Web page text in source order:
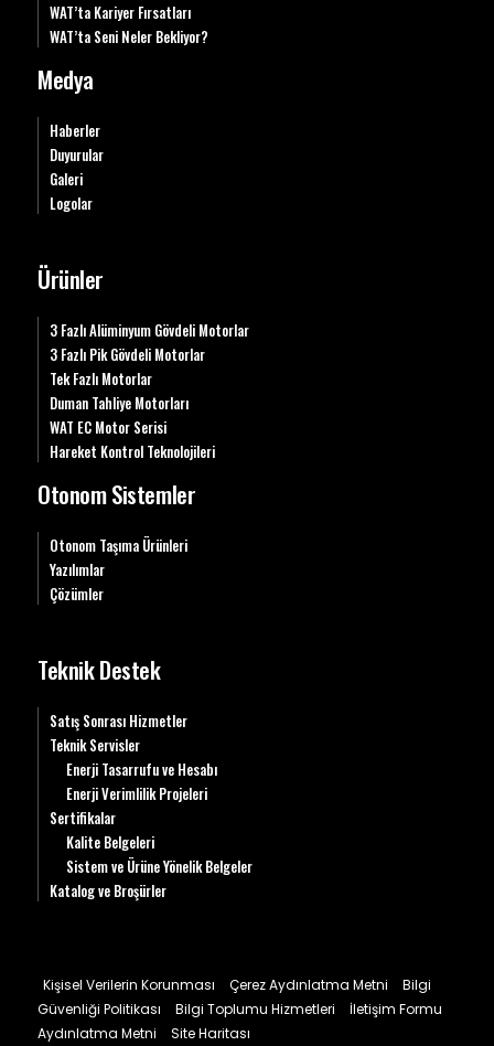
WAT’ta Kariyer Fırsatları
WAT’ta Seni Neler Bekliyor?
Medya
Haberler
Duyurular
Galeri
Logolar
Ürünler
3 Fazlı Alüminyum Gövdeli Motorlar
3 Fazlı Pik Gövdeli Motorlar
Tek Fazlı Motorlar
Duman Tahliye Motorları
WAT EC Motor Serisi
Hareket Kontrol Teknolojileri
Otonom Sistemler
Otonom Taşıma Ürünleri
Yazılımlar
Çözümler
Teknik Destek
Satış Sonrası Hizmetler
Teknik Servisler
Enerji Tasarrufu ve Hesabı
Enerji Verimlilik Projeleri
Sertifikalar
Kalite Belgeleri
Sistem ve Ürüne Yönelik Belgeler
Katalog ve Broşürler
Kişisel Verilerin Korunması Çerez Aydınlatma Metni
Bilgi
Güvenliği Politikası
Bilgi Toplumu Hizmetleri
İletişim Formu
Aydınlatma Metni
Site Haritası